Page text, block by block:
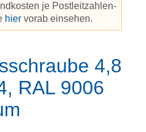
je Postleitzahlen-
hier vorab einsehen.
4,8
RAL 9006